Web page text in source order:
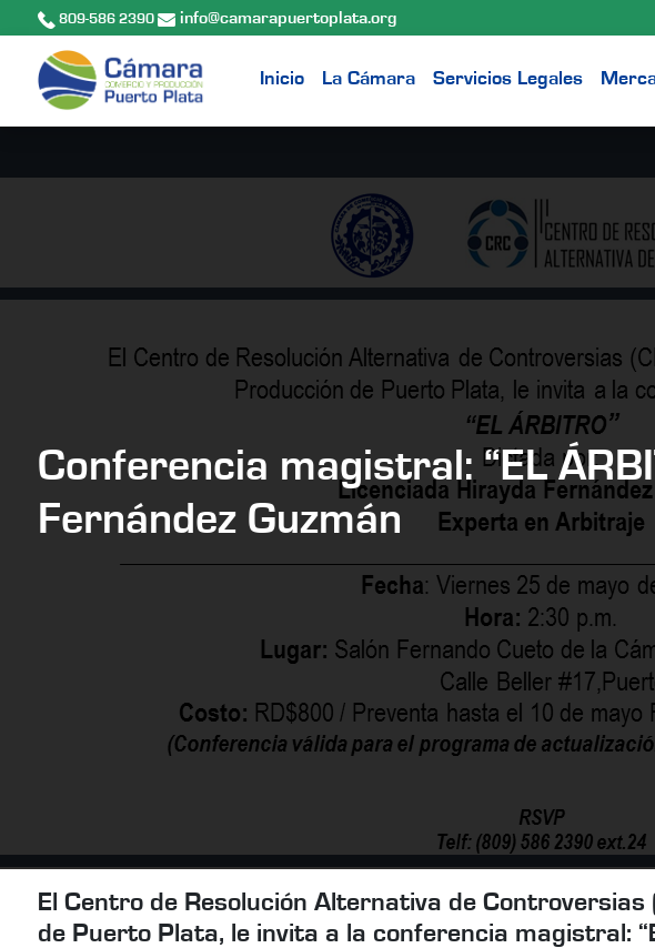
809-586 2390 info@camarapuertoplata.org
Inicio La Cámara Servicios Legales
Conferencia magistral: “EL
Fernández Guzmán
El Centro de Resolución Alternativa de
de Puerto Plata, le invita a la conferencia magistral: